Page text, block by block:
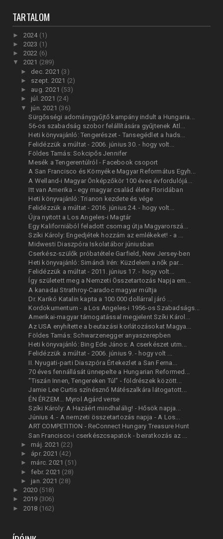
TARTALOM
► 2024 (1)
► 2023 (1)
► 2022 (6)
▼ 2021 (289)
► dec. 2021 (3)
► szept. 2021 (2)
► aug. 2021 (53)
► júl. 2021 (24)
▼ jún. 2021 (36)
Sürgősségi adománygyűjtő kampány indult a Hungaria...
56-os szabadság szobor felállítására gyűjtenek Atl...
Heti könyvajánló: Tengerészet - Tansegédlet a hads...
Felidézzük a múltat - 2006. június 30. - hogy volt...
Földes Tamás: Sokcipős Jennifer
Mesék a Tengerentúlról - Facebook csoport
A San Francisco és Környéke Magyar Református Egyh...
A Welland-i Magyar Önképzőkör 100 éves évfordulójá...
Itt van Amerika - egy magyar család élete Floridában
Heti könyvajánló: Trianon kezdete és vége
Felidézzük a múltat - 2016. június 24. - hogy volt...
Újra nyitott a Los Angeles-i Magtár
Egy Kaliforniából feladott csomag útja Magyarorszá...
Szíki Károly: Engedjétek hozzám az emlékeket! - a ...
Midwesti Diaszpóra Iskolatábor júniusban
Cserkész-szülők próbatétele Garfield, New Jersey-ben
Heti könyvajánló: Simándi Irén: Küzdelem a nők par...
Felidézzük a múltat - 2011. június 17. - hogy volt...
Így született meg a Nemzeti Összetartozás Napja em...
A kanadai Strathroy-Caradoc magyar múltja
Dr. Karikó Katalin kapta a 100.000 dollárral járó ...
Kordokumentum - a Los Angeles-i 1956-os Szabadságs...
Amerikai-magyar támogatással megjelent Szíki Károl...
Az USA enyhítette a beutazási korlátozásokat Magya...
Földes Tamás: Schwarzenegger anyaszerepben
Heti könyvajánló: Bing Ede János: A cserkészet utm...
Felidézzük a múltat - 2006. június 9. - hogy volt ...
II. Nyugati-parti Diaszpóra Értekezlet a San Ferna...
70 éves fennállását ünnepelte a Hungarian Reformed...
“Tiszán Innen, Tengereken Túl” - földrészek között...
Jamie Lee Curtis színésznő Mátészalkára látogatott...
ÉN ÉRZEM... Myrol Agárd verse
Szíki Károly: A Hazáért mindhalálig! - Hősök napja...
Június 4. - A nemzeti összetartozás napja - A Los...
ART COMPETITION - ReConnect Hungary Treasure Hunt
San Francisco-i cserkészcsapatok - beiratkozás az ...
► máj. 2021 (22)
► ápr. 2021 (42)
► márc. 2021 (51)
►febr. 2021 (28)
► jan. 2021 (28)
► 2020 (518)
► 2019 (306)
► 2018 (162)